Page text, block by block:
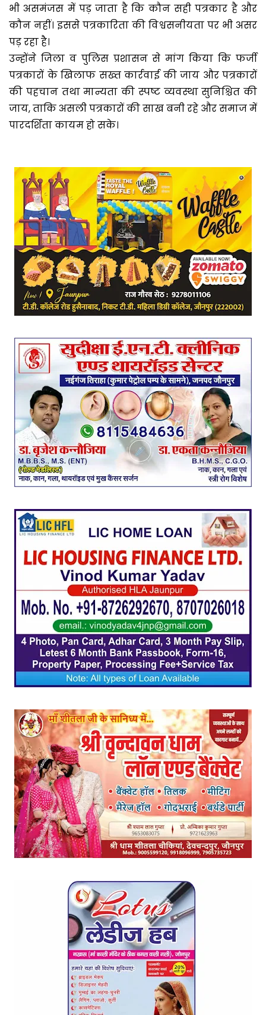
भी असमंजस में पड़ जाता है कि कौन सही पत्रकार है और
कौन नहीं। इससे पत्रकारिता की विश्वसनीयता पर भी असर
पड़ रहा है।
उन्होंने जिला व पुलिस प्रशासन से मांग किया कि फर्जी
पत्रकारों के खिलाफ सख्त कार्रवाई की जाय और पत्रकारों
की पहचान तथा मान्यता की स्पष्ट व्यवस्था सुनिश्चित की
जाय, ताकि असली पत्रकारों की साख बनी रहे और समाज में
पारदर्शिता कायम हो सके।